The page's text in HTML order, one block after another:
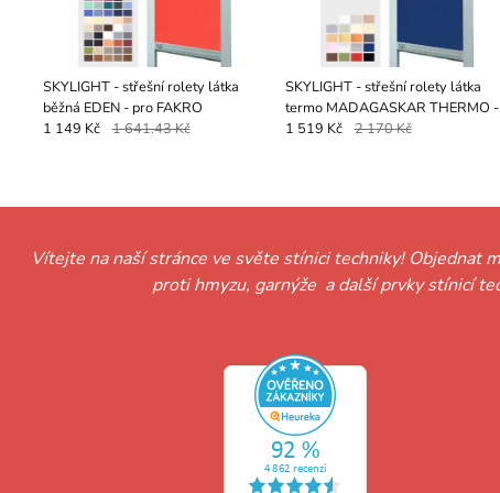
SKYLIGHT - střešní rolety látka
běžná EDEN - pro FAKRO
1 149 Kč 1 641.43 Kč
SKYLIGHT - střešní rolety látka
termo MADAGASKAR THERMO -
pro FAKRO
1 519 Kč 2 170 Kč
Vítejte na naší stránce ve světe stínici techniky! Objednat
proti hmyzu, garnýže a další prvky stínicí